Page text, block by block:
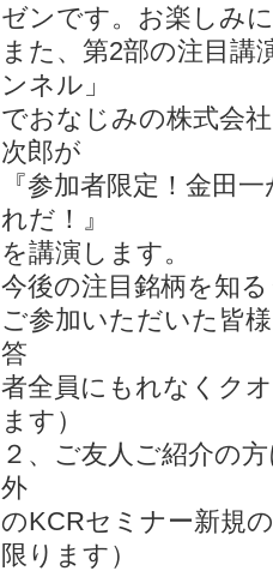
ゼンです。お楽しみ
また、第2部の注目
ンネル」
でおなじみの株式会
次郎が
『参加者限定！金田
れだ！』
を講演します。
今後の注目銘柄を知
ご参加いただいた皆
答
者全員にもれなくク
ます）
２、ご友人ご紹介の
外
のKCRセミナー新規
限ります）